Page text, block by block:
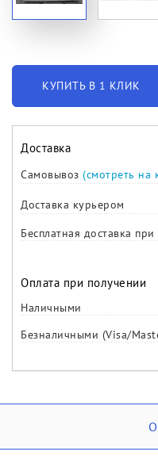
КУПИТЬ В 1 КЛИК
Доставка
Самовывоз (смотреть на
Доставка курьером
Бесплатная доставка
Оплата при получении
Наличными
Безналичными (Visa/